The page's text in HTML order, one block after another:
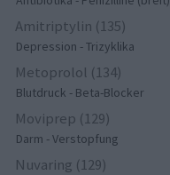
Amitriptylin (135)
Depression - Trizyklika
Metoprolol (134)
Blutdruck - Beta-Blocker
Moviprep (129)
Darm - Verstopfung
Nuvaring (129)